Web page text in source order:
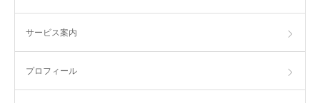
サービス案内
プロフィール